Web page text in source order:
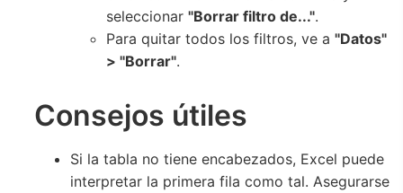
seleccionar "Borrar filtro de...".
Para quitar todos los filtros, ve a "Datos"
> "Borrar".
Consejos útiles
Si la tabla no tiene encabezados, Excel puede
interpretar la primera fila como tal. Asegurarse